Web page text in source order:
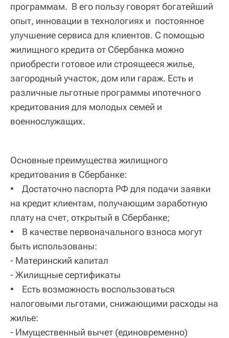
программам. В его пользу говорят богатейший
опыт, инновации в технологиях и постоянное
улучшение сервиса для клиентов. С помощью
жилищного кредита от Сбербанка можно
приобрести готовое или строящееся жилье,
загородный участок, дом или гараж. Есть и
различные льготные программы ипотечного
кредитования для молодых семей и
военнослужащих.
Основные преимущества жилищного
кредитования в Сбербанке:
• Достаточно паспорта РФ для подачи заявки
на кредит клиентам, получающим заработную
плату на счет, открытый в Сбербанке;
• В качестве первоначального взноса могут
быть использованы:
- Материнский капитал
- Жилищные сертификаты
• Есть возможность воспользоваться
налоговыми льготами, снижающими расходы на
жилье:
- Имущественный вычет (единовременно)